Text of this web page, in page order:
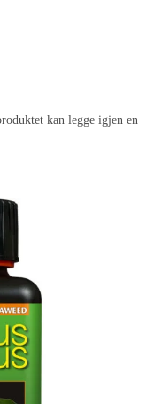
kan legge igjen en